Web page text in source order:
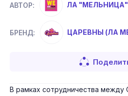
АВТОР: ЛА "МЕЛЬНИЦА"
БРЕНД: ЦАРЕВНЫ (ЛА
В рамках сотрудничества